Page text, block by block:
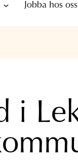
Jobba hos oss
i